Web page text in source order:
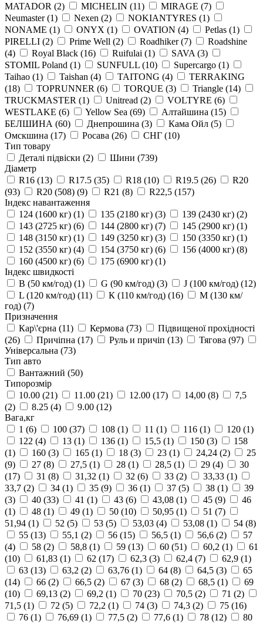
MATADOR (2) MICHELIN (11) MIRAGE (7)
Neumaster(1) Nexen (2) NOKIANTYRES (1)
NONAME (1) ONYX (1) OVATION (4) Petlas (1)
PIRELLI (2) Prime Well (2) Roadhiker(7)
Roadshine
(4)
Royal Black (16) Ruifulai (1) SAVA (3)
STOMIL Poland (1) SUNFULL (10) Supercargo (1)
Taihao (1) Taishan (4) TAITONG (4)
TERRAKING
(18)
TOPRUNNER (6) TORQUE (3) Triangle (14)
TRUCKMASTER (1) Unitread (2) VOLTYRE (6)
WESTLAKE (6) Yellow Sea (69) Алтайшина (15)
БЕЛШИНА (60) Днепрошина (3) Кама Ойл (5)
Омскшина (17) Росава (26) СНГ (10)
Тип товару
Деталі підвіски (2) Шини (739)
Діаметр
R16 (13) R17.5 (35) R18 (10) R19.5 (26)
R20
(93)
R20 (508) (9) R21 (8) R22,5 (157)
Індекс навантаження
124 (1600 кг) (1) 135 (2180 кг) (3) 139 (2430 кг) (2)
143 (2725 кг) (6) 144 (2800 кг) (7) 145 (2900 кг) (1)
148 (3150 кг) (1) 149 (3250 кг) (3) 150 (3350 кг) (1)
152 (3550 кг) (4) 154 (3750 кг) (6) 156 (4000 кг) (8)
160 (4500 кг) (6) 175 (6900 кг) (1)
Індекс швидкості
B (50 км/год) (1) G (90 км/год) (3) J (100 км/год) (12)
L (120 км/год) (11) К (110 км/год) (16)
М (130 км/
год) (7)
Призначення
Кар\'єрна (11) Кермова (73)
Підвищеної прохідності
(26)
Причіпна (17) Руль и причіп (13) Тягова (97)
Універсальна (73)
Тип авто
Вантажний (50)
Типорозмір
10.00 (21) 11.00 (21) 12.00 (17) 14,00 (8)
7,5
(2)
8.25 (4) 9.00 (12)
Вага,кг
1 (6) 100 (37) 108 (1) 11 (1) 116 (1) 120 (1)
122 (4) 13 (1) 136 (1) 15,5 (1) 150 (3)
158
(1)
160 (3) 165 (1) 18 (3) 23 (1) 24,24 (2)
25
(9)
27 (8) 27,5 (1) 28 (1) 28,5 (1) 29 (4)
30
(17)
31 (8) 31,32 (1) 32 (6) 33 (2) 33,33 (1)
33,7 (2) 34 (1) 35 (9) 36 (1) 37 (5) 38 (1)
39
(3)
40 (33) 41 (1) 43 (6) 43,08 (1) 45 (9)
46
(1)
48 (1) 49 (1) 50 (10) 50,95 (1) 51 (7)
51,94 (1) 52 (5) 53 (5) 53,03 (4) 53,08 (1) 54 (8)
55 (13) 55,1 (2) 56 (15) 56,5 (1) 56,6 (2)
57
(4)
58 (2) 58,8 (1) 59 (13) 60 (51) 60,2 (1)
61
(10)
61,83 (1) 62 (17) 62,3 (3) 62,4 (7) 62,9 (1)
63 (13) 63,2 (2) 63,76 (1) 64 (8) 64,5 (3)
65
(14)
66 (2) 66,5 (2) 67 (3) 68 (2) 68,5 (1)
69
(10)
69,13 (2) 69,2 (1) 70 (23) 70,5 (2) 71 (2)
71,5 (1) 72 (5) 72,2 (1) 74 (3) 74,3 (2) 75 (16)
76 (1) 76,69 (1) 77,5 (2) 77,6 (1) 78 (12)
80